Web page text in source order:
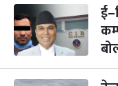
३
मंगल
महानवमी
कार्तिक ३, २०८३-
४